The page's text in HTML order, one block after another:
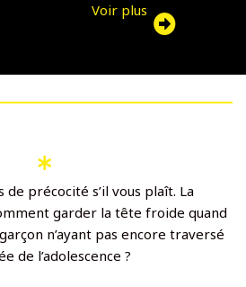
Voir plus
précocité s’il vous plaît. La
garder la tête froide quand
n’ayant pas encore traversé
de l’adolescence ?